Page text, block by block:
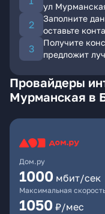
ул
Заполните
оставьте
Получите
предложит
Провайдеры
Мурманская в
Дом.ру
1000 мбит/сек
Максимальная
1050 ₽/мес